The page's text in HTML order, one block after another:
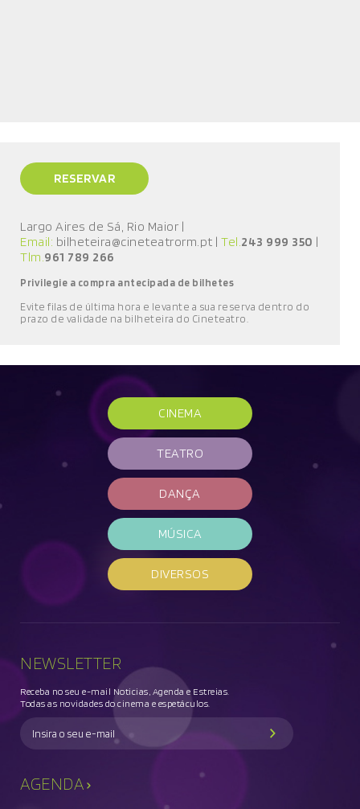
RESERVAR
Largo Aires de Sá, Rio Maior |
Email: bilheteira@cineteatrorm.pt | Tel.243 999 350 |
Tlm.961 789 266
Privilegie a compra antecipada de bilhetes
Evite filas de última hora e levante a sua reserva dentro do
prazo de validade na bilheteira do Cineteatro
CINEMA
TEATRO
DANÇA
MÚSICA
DIVERSOS
NEWSLETTER
Receba no seu e-mail Noticias, Agenda e Estreias.
Todas as novidades do cinema e espetáculos.
AGENDA